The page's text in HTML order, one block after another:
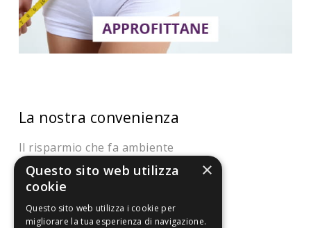
La nostra convenienza
Il risparmio che fa ambiente
Il nostro manifesto
Il blog
Perché fidarti
×
Questo sito web utilizza
cookie
Questo sito web utilizza i cookie per
migliorare la tua esperienza di navigazione.